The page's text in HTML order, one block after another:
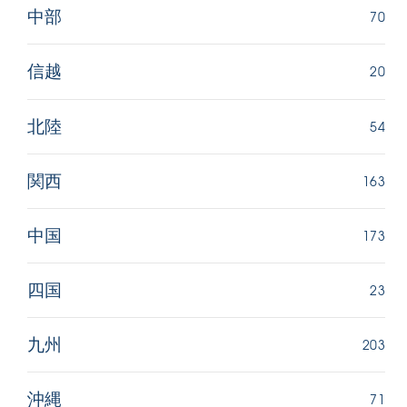
中部 70
信越 20
北陸 54
関西 163
中国 173
四国 23
九州 203
沖縄 71